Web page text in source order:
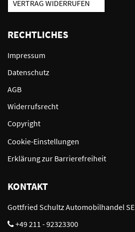
VERTRAG WIDERRUFEN
RECHTLICHES
Impressum
Datenschutz
AGB
Widerrufsrecht
Copyright
Cookie-Einstellungen
Erklärung zur Barrierefreiheit
KONTAKT
Gottfried Schultz Automobilhandel SE
+49 211 - 92323300